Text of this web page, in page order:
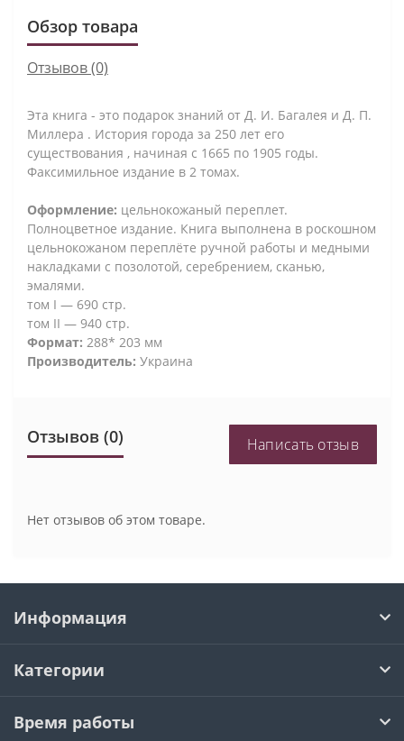
Обзор товара
Отзывов (0)
Эта книга - это подарок знаний от Д. И. Багалея и Д. П.
Миллера . История города за 250 лет его
существования , начиная с 1665 по 1905 годы.
Факсимильное издание в 2 томах.
Оформление: цельнокожаный переплет.
Полноцветное издание. Книга выполнена в роскошном
цельнокожаном переплёте ручной работы и медными
накладками с позолотой, серебрением, сканью,
эмалями.
том І — 690 стр.
том ІІ — 940 стр.
Формат: 288* 203 мм
Производитель: Украина
Отзывов (0) Написать отзыв
Нет отзывов об этом товаре.
Информация
Категории
Время работы